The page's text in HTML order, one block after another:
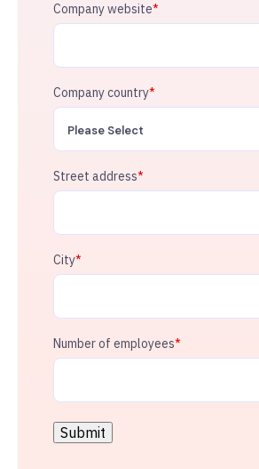
Company website*
Company country*
Street address*
City*
Number of employees*